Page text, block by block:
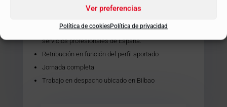
Ver preferencias
Política de cookiesPolítica de privacidad
Puesto estable y desarrollo de trayectoria
profesional en una de las principales firmas de
servicios profesionales de España.
Retribución en función del perfil aportado
Jornada completa
Trabajo en despacho ubicado en Bilbao